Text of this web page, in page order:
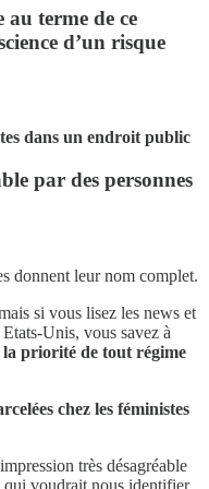
terme de ce
d’un risque
dans un endroit public
par des personnes
donnent leur nom complet.
si vous lisez les news et
Unis, vous savez à
la priorité de tout régime
chez les féministes
très désagréable
qui voudrait nous identifier